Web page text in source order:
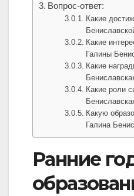
Вопрос-ответ:
Какие
Какие
Галины
Какие
Какие роли
Какую
Галина
Ранние